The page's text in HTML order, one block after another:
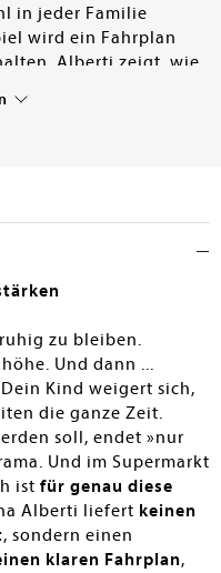
in jeder Familie
wird ein Fahrplan
Alberti zeigt, wie
zu
zu bleiben.
Und dann ...
Dein Kind weigert sich,
die ganze Zeit.
soll, endet »nur
Und im Supermarkt
ist für genau diese
Alberti liefert keinen
, sondern einen
klaren Fahrplan,